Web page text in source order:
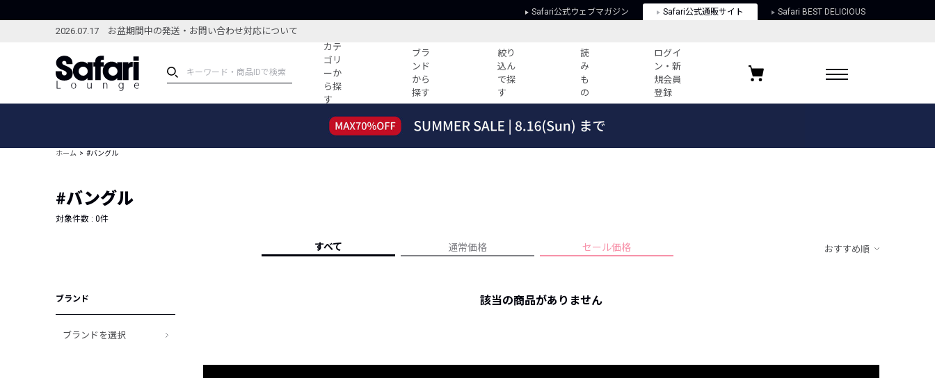
Safari公式ウェブマガジン Safari公式通販サイト Safari BEST DELICIOUS
2026.07.17 お盆期間中の発送・お問い合わせ対応について
カテ
ゴリ
ーか
ら探
す
ブラ
ンド
から
探す
絞り
込ん
で探
す
読
み
も
の
ログイ
ン・新
規会員
登録
ブランドから探す
新着アイテム
編集部のおすすめアイテム
すべての記事
人気記事ランキング
フォーカスブランド
プライバシーポリシー
お気に入りブランド
ホーム #バングル
#バングル
対象件数 : 0件
すべて 通常価格 セール価格 おすすめ順
ブランド
ブランドを選択
該当の商品がありません